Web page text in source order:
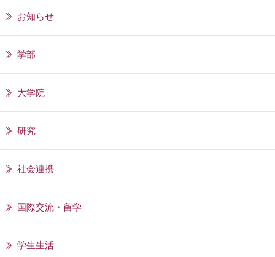
お知らせ
学部
大学院
研究
社会連携
国際交流・留学
学生生活